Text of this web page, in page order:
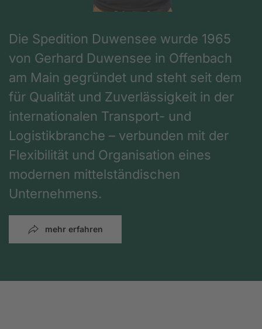
Die Spedition Duwensee wurde 1965
von Gerhard Duwensee in Offenbach
am Main gegründet und steht seit dem
für Qualität und Zuverlässigkeit in der
internationalen Transport- und
Logistikbranche – verbunden mit der
Flexibilität und Organisation eines
modernen mittelständischen
Unternehmens.
mehr erfahren